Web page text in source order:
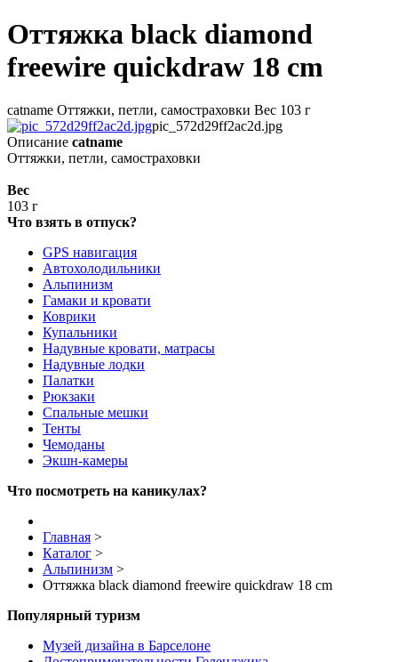
Оттяжка black diamond
freewire quickdraw 18 cm
catname Оттяжки, петли, самостраховки Вес 103 г
pic_572d29ff2ac2d.jpg
Описание catname
Оттяжки, петли, самостраховки
Вес
103 г
Что взять в отпуск?
GPS навигация
Автохолодильники
Альпинизм
Гамаки и кровати
Коврики
Купальники
Надувные кровати, матрасы
Надувные лодки
Палатки
Рюкзаки
Спальные мешки
Тенты
Чемоданы
Экшн-камеры
Что посмотреть на каникулах?
Главная >
Каталог >
Альпинизм >
Оттяжка black diamond freewire quickdraw 18 cm
Популярный туризм
Музей дизайна в Барселоне